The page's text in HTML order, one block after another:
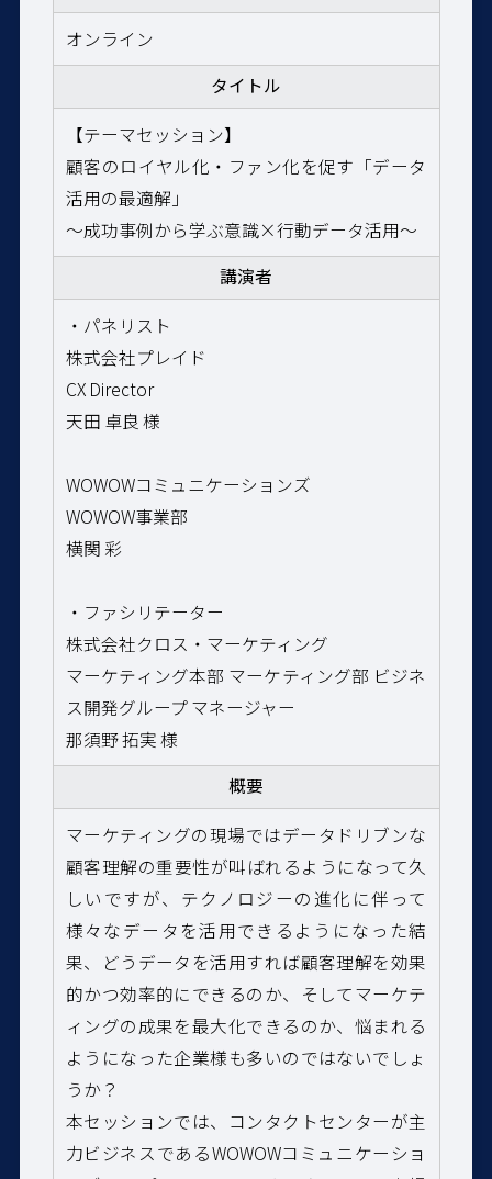
オンライン
タイトル
【テーマセッション】
顧客のロイヤル化・ファン化を促す「データ
活用の最適解」
～成功事例から学ぶ意識×行動データ活用〜
講演者
・パネリスト
株式会社プレイド
CX Director
天田 卓良 様
WOWOWコミュニケーションズ
WOWOW事業部
横関 彩
・ファシリテーター
株式会社クロス・マーケティング
マーケティング本部 マーケティング部 ビジネ
ス開発グループ マネージャー
那須野 拓実 様
概要
マーケティングの現場ではデータドリブンな
顧客理解の重要性が叫ばれるようになって久
しいですが、テクノロジーの進化に伴って
様々なデータを活用できるようになった結
果、どうデータを活用すれば顧客理解を効果
的かつ効率的にできるのか、そしてマーケテ
ィングの成果を最大化できるのか、悩まれる
ようになった企業様も多いのではないでしょ
うか？
本セッションでは、コンタクトセンターが主
力ビジネスであるWOWOWコミュニケーショ